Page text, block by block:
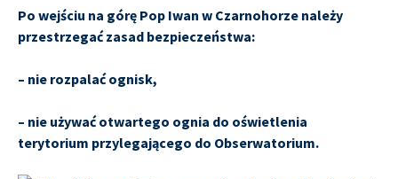
Po wejściu na górę Pop Iwan w Czarnohorze należy
przestrzegać zasad bezpieczeństwa:
– nie rozpalać ognisk,
– nie używać otwartego ognia do oświetlenia
terytorium przylegającego do Obserwatorium.